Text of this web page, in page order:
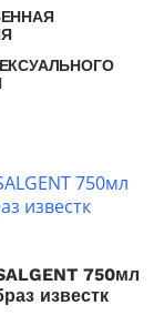
750мл
известк